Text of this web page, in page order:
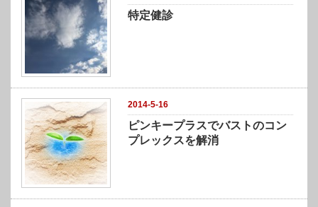
特定健診
2014-5-16
ピンキープラスでバストのコン
プレックスを解消